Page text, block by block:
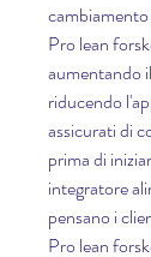
Pro lean
aumentando
riducendo
assicurati di
prima di
integratore
pensano i
Pro lean